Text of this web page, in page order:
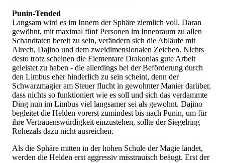
Punin-Tended
Langsam wird es im Innern der Sphäre ziemlich voll. Daran
gewöhnt, mit maximal fünf Personen im Innenraum zu allen
Schandtaten bereit zu sein, verändern sich die Abläufe mit
Alrech, Dajino und dem zweidimensionalen Zeichen. Nichts
desto trotz scheinen die Elementare Drakonias gute Arbeit
geleistet zu haben - die allerdings bei der Beförderung durch
den Limbus eher hinderlich zu sein scheint, denn der
Schwarzmagier am Steuer flucht in gewohnter Manier darüber,
dass nichts so funktioniert wie es soll und sich das verdammte
Ding nun im Limbus viel langsamer sei als gewohnt. Dajino
begleitet die Helden vorerst zumindest bis nach Punin, um für
ihre Vertrauenswürdigkeit einzustehen, sollte der Siegelring
Rohezals dazu nicht ausreichen.
Als die Sphäre mitten in der hohen Schule der Magie landet,
werden die Helden erst aggressiv misstrauisch beäugt. Erst der